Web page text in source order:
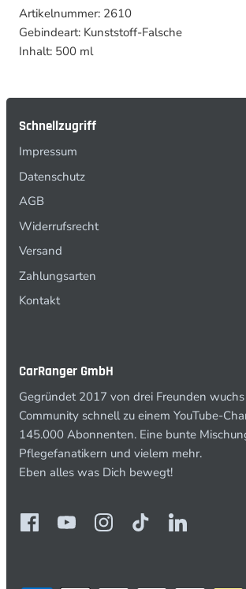
Artikelnummer: 2610
Gebindeart: Kunststoff-Falsche
Inhalt: 500 ml
Schnellzugriff
Impressum
Datenschutz
AGB
Widerrufsrecht
Versand
Zahlungsarten
Kontakt
CarRanger GmbH
Gegründet 2017 von drei Freunden
Community schnell zu einem YouTube-
145.000 Abonnenten. Eine bunte
Pflegefanatikern und vielem mehr.
Eben alles was Dich bewegt!